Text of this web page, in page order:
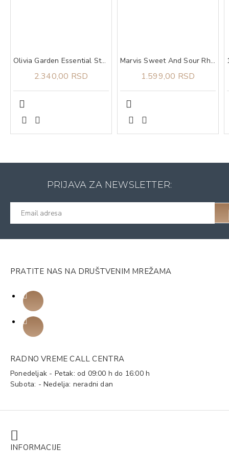
Olivia Garden Essential Style Blend Medium Hair Bristles Grey
2.340,00 RSD
Marvis Sweet And Sour Rhubarb pasta za zube 75 ml
1.599,00 RSD
PRIJAVA ZA NEWSLETTER:
PRATITE NAS NA DRUŠTVENIM MREŽAMA
RADNO VREME CALL CENTRA
Ponedeljak - Petak: od 09:00 h do 16:00 h
Subota: - Nedelja: neradni dan
INFORMACIJE